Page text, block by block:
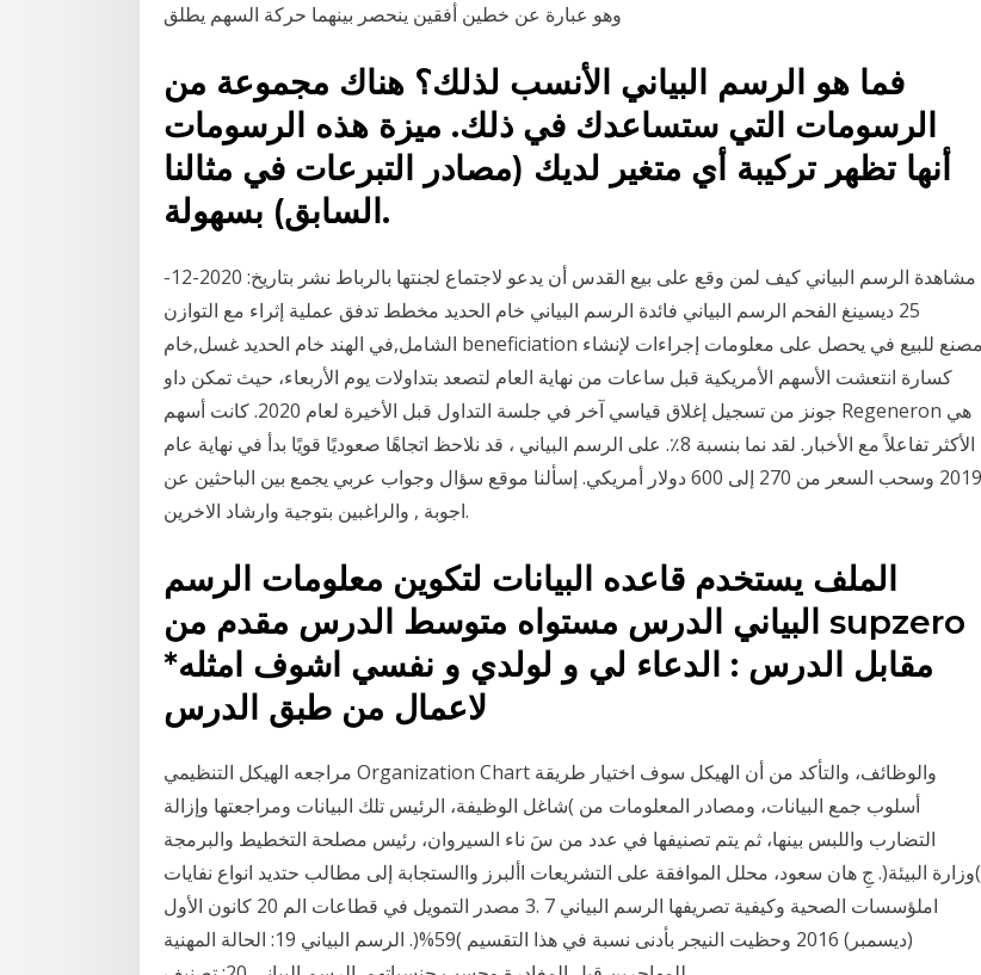
وهو عبارة عن خطين أفقين ينحصر بينهما حركة السهم يطلق
فما هو الرسم البياني الأنسب لذلك؟ هناك مجموعة من
الرسومات التي ستساعدك في ذلك. ميزة هذه الرسومات
أنها تظهر تركيبة أي متغير لديك (مصادر التبرعات في مثالنا
السابق) بسهولة.
مشاهدة الرسم البياني كيف لمن وقع على بيع القدس أن يدعو لاجتماع لجنتها بالرباط نشر بتاريخ: 2020-12-
25 ديسينغ الفحم الرسم البياني فائدة الرسم البياني خام الحديد مخطط تدفق عملية إثراء مع التوازن
الشامل,في الهند خام الحديد غسل,خام beneficiation مصنع للبيع في يحصل على معلومات إجراءات لإنشاء
كسارة انتعشت الأسهم الأمريكية قبل ساعات من نهاية العام لتصعد بتداولات يوم الأربعاء، حيث تمكن داو
جونز من تسجيل إغلاق قياسي آخر في جلسة التداول قبل الأخيرة لعام 2020. كانت أسهم Regeneron هي
الأكثر تفاعلاً مع الأخبار. لقد نما بنسبة 8٪. على الرسم البياني ، قد نلاحظ اتجاهًا صعوديًا قويًا بدأ في نهاية عام
2019 وسحب السعر من 270 إلى 600 دولار أمريكي. إسألنا موقع سؤال وجواب عربي يجمع بين الباحثين عن
اجوبة , والراغبين بتوجية وارشاد الاخرين.
الملف يستخدم قاعده البيانات لتكوين معلومات الرسم
البياني الدرس مستواه متوسط الدرس مقدم من supzero
*مقابل الدرس : الدعاء لي و لولدي و نفسي اشوف امثله
لاعمال من طبق الدرس
مراجعه الهيكل التنظيمي Organization Chart والوظائف، والتأكد من أن الهيكل سوف اختيار طريقة
أسلوب جمع البيانات، ومصادر المعلومات من )شاغل الوظيفة، الرئيس تلك البيانات ومراجعتها وإزالة
التضارب واللبس بينها، ثم يتم تصنيفها في عدد من سَ ناء السيروان، رئيس مصلحة التخطيط والبرمجة
)وزارة البيئة(. جِ هان سعود، محلل الموافقة على التشريعات األبرز واالستجابة إلى مطالب حتديد انواع نفايات
املؤسسات الصحية وكيفية تصريفها الرسم البياني 7 .3 مصدر التمويل في قطاعات الم 20 كانون الأول
(ديسمبر) 2016 وحظيت النيجر بأدنى نسبة في هذا التقسيم )59%(. الرسم البياني 19: الحالة المهنية